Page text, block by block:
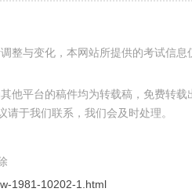
本校学生考研如果是考本校的
势。
机会没有其他专升本学生多。
整与变化，本网站所提供的考试信
他平台的稿件均为转载稿，免费转
于我们联系，我们会及时处理。
1981-10202-1.html